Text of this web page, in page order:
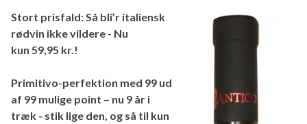
Stort prisfald: Så bli’r italiensk
rødvin ikke vildere - Nu
kun 59,95 kr.!
Primitivo-perfektion med 99 ud
af 99 mulige point – nu 9 år i
træk - stik lige den, og så til kun